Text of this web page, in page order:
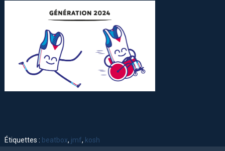
Étiquettes : beatbox, jmf, kosh